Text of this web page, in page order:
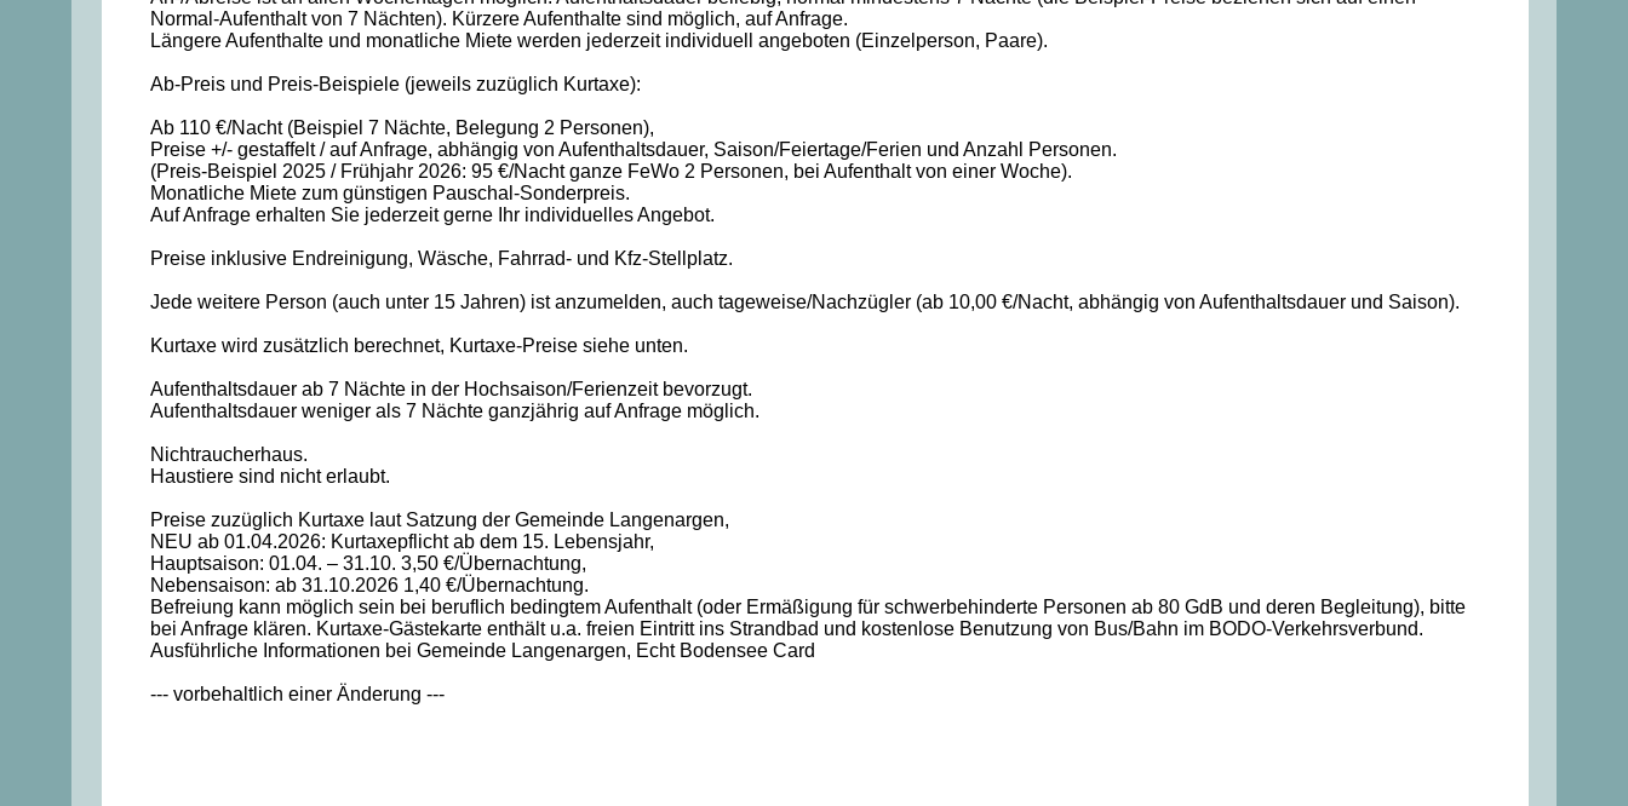
Normal-Aufenthalt von 7 Nächten). Kürzere Aufenthalte sind möglich, auf Anfrage.
Längere Aufenthalte und monatliche Miete werden jederzeit individuell angeboten (Einzelperson, Paare).
Ab-Preis und Preis-Beispiele (jeweils zuzüglich Kurtaxe):
Ab 110 €/Nacht (Beispiel 7 Nächte, Belegung 2 Personen),
Preise +/- gestaffelt / auf Anfrage, abhängig von Aufenthaltsdauer, Saison/Feiertage/Ferien und Anzahl Personen.
(Preis-Beispiel 2025 / Frühjahr 2026: 95 €/Nacht ganze FeWo 2 Personen, bei Aufenthalt von einer Woche).
Monatliche Miete zum günstigen Pauschal-Sonderpreis.
Auf Anfrage erhalten Sie jederzeit gerne Ihr individuelles Angebot.
Preise inklusive Endreinigung, Wäsche, Fahrrad- und Kfz-Stellplatz.
Jede weitere Person (auch unter 15 Jahren) ist anzumelden, auch tageweise/Nachzügler (ab 10,00 €/Nacht, abhängig von Aufenthaltsdauer und Saison).
Kurtaxe wird zusätzlich berechnet, Kurtaxe-Preise siehe unten.
Aufenthaltsdauer ab 7 Nächte in der Hochsaison/Ferienzeit bevorzugt.
Aufenthaltsdauer weniger als 7 Nächte ganzjährig auf Anfrage möglich.
Nichtraucherhaus.
Haustiere sind nicht erlaubt.
Preise zuzüglich Kurtaxe laut Satzung der Gemeinde Langenargen,
NEU ab 01.04.2026: Kurtaxepflicht ab dem 15. Lebensjahr,
Hauptsaison: 01.04. – 31.10. 3,50 €/Übernachtung,
Nebensaison: ab 31.10.2026 1,40 €/Übernachtung.
Befreiung kann möglich sein bei beruflich bedingtem Aufenthalt (oder Ermäßigung für schwerbehinderte Personen ab 80 GdB und deren Begleitung), bitte
bei Anfrage klären. Kurtaxe-Gästekarte enthält u.a. freien Eintritt ins Strandbad und kostenlose Benutzung von Bus/Bahn im BODO-Verkehrsverbund.
Ausführliche Informationen bei Gemeinde Langenargen, Echt Bodensee Card
--- vorbehaltlich einer Änderung ---